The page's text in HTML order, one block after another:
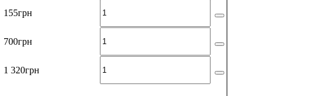
155грн
700грн
1 320грн